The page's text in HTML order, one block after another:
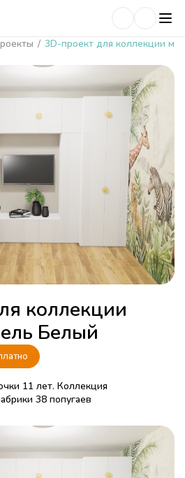
/ 3D-проект для коллекции
коллекции
Белый
11 лет. Коллекция
38 попугаев